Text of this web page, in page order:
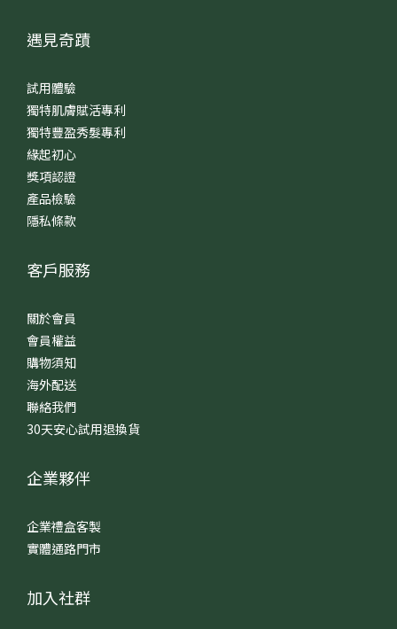
遇見奇蹟
試用體驗
獨特肌膚賦活專利
獨特豐盈秀髮專利
緣起初心
獎項認證
產品檢驗
隱私條款
客戶服務
關於會員
會員權益
購物須知
海外配送
聯絡我們
30天安心試用退換貨
企業夥伴
企業禮盒客製
實體通路門市
加入社群